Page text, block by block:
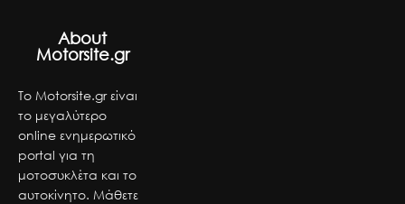
About
Motorsite.gr
Το Motorsite.gr είναι
το μεγαλύτερο
online ενημερωτικό
portal για τη
μοτοσυκλέτα και το
αυτοκίνητο. Μάθετε